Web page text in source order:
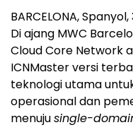
BARCELONA,
Di ajang MWC
Cloud Core Network
ICNMaster versi
teknologi utama
operasional dan
menujusingle-